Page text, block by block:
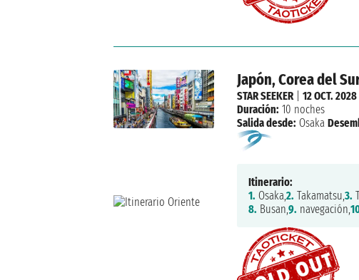
Japón, Corea del
STAR SEEKER|12 OCT. 2028
Duración: 10 noches
Salida desde: Osaka
Itinerario:
1. Osaka,2. Takamatsu,3.
8. Busan,9. navegación,